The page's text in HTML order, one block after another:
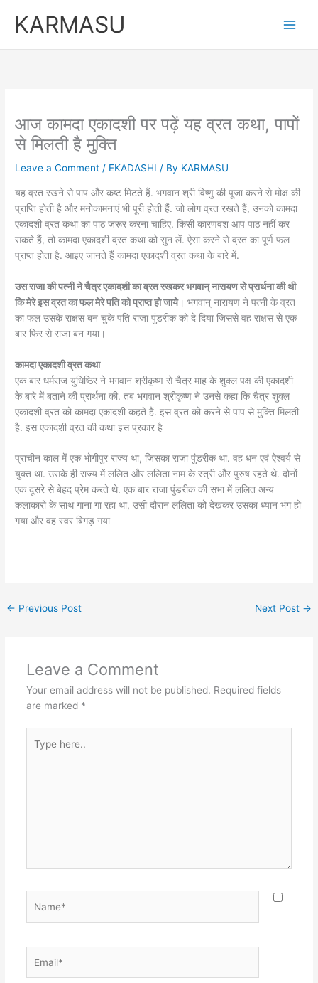
KARMASU
आज कामदा एकादशी पर पढ़ें यह व्रत कथा, पापों
से मिलती है मुक्ति
Leave a Comment / EKADASHI / By KARMASU
यह व्रत रखने से पाप और कष्ट मिटते हैं. भगवान श्री विष्णु की पूजा करने से मोक्ष की
प्राप्ति होती है और मनोकामनाएं भी पूरी होती हैं. जो लोग व्रत रखते हैं, उनको कामदा
एकादशी व्रत कथा का पाठ जरूर करना चाहिए. किसी कारणवश आप पाठ नहीं कर
सकते हैं, तो कामदा एकादशी व्रत कथा को सुन लें. ऐसा करने से व्रत का पूर्ण फल
प्राप्त होता है. आइए जानते हैं कामदा एकादशी व्रत कथा के बारे में.
उस राजा की पत्नी ने चैत्र एकादशी का व्रत रखकर भगवान् नारायण से प्रार्थना की थी
कि मेरे इस व्रत का फल मेरे पति को प्राप्त हो जाये। भगवान् नारायण ने पत्नी के व्रत
का फल उसके राक्षस बन चुके पति राजा पुंडरीक को दे दिया जिससे वह राक्षस से एक
बार फिर से राजा बन गया।
कामदा एकादशी व्रत कथा
एक बार धर्मराज युधिष्ठिर ने भगवान श्रीकृष्ण से चैत्र माह के शुक्ल पक्ष की एकादशी
के बारे में बताने की प्रार्थना की. तब भगवान श्रीकृष्ण ने उनसे कहा कि चैत्र शुक्ल
एकादशी व्रत को कामदा एकादशी कहते हैं. इस व्रत को करने से पाप से मुक्ति मिलती
है. इस एकादशी व्रत की कथा इस प्रकार है
प्राचीन काल में एक भोगीपुर राज्य था, जिसका राजा पुंडरीक था. वह धन एवं ऐश्वर्य से
युक्त था. उसके ही राज्य में ललित और ललिता नाम के स्त्री और पुरुष रहते थे. दोनों
एक दूसरे से बेहद प्रेम करते थे. एक बार राजा पुंडरीक की सभा में ललित अन्य
कलाकारों के साथ गाना गा रहा था, उसी दौरान ललिता को देखकर उसका ध्यान भंग हो
गया और वह स्वर बिगड़ गया
← Previous Post Next Post →
Leave a Comment
Your email address will not be published. Required fields
are marked *
here..